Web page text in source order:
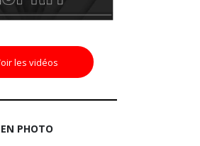
les vidéos
PHOTO